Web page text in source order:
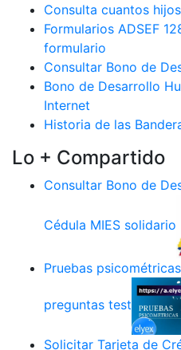
Consulta cuantos
Formularios ADSEF
formulario
Consultar Bono de
Bono de Desarrollo
Internet
Historia de las
Lo + Compartido
Consultar Bono de
Cédula MIES solidario
Pruebas
preguntas test
Solicitar Tarjeta de